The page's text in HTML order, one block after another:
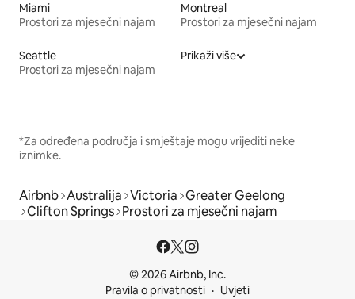
Miami
Prostori za mjesečni najam
Montreal
Prostori za mjesečni najam
Seattle
Prostori za mjesečni najam
Prikaži više
*Za određena područja i smještaje mogu vrijediti neke
iznimke.
Airbnb Australija Victoria Greater Geelong
Clifton Springs Prostori za mjesečni najam
© 2026 Airbnb, Inc.
Pravila o privatnosti
Uvjeti